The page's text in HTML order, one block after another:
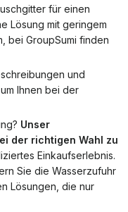
für einen
Lösung mit geringem
bei GroupSumi finden
und
Ihnen bei der
Unser
der richtigen Wahl zu
Einkaufserlebnis.
Sie die Wasserzufuhr
Lösungen, die nur